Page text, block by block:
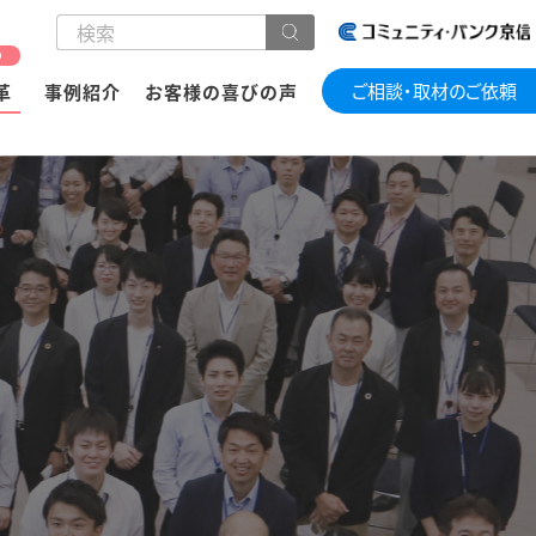
事例紹介 お客様の喜びの声 ご相談・取材のご依頼